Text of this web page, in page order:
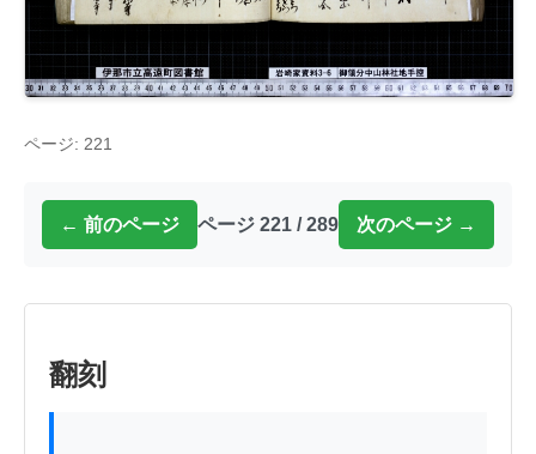
ページ: 221
← 前のページ ページ 221 / 289 次のページ →
翻刻